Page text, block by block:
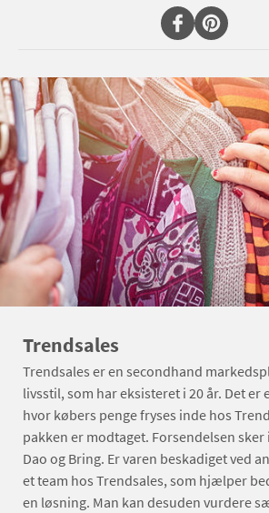
Trendsales
Trendsales er en secondhand
livsstil, som har eksisteret i 20 år. Det
hvor købers penge fryses inde hos
pakken er modtaget. Forsendelsen sker
Dao og Bring. Er varen beskadiget ved
et team hos Trendsales, som hjælper
en løsning. Man kan desuden vurdere